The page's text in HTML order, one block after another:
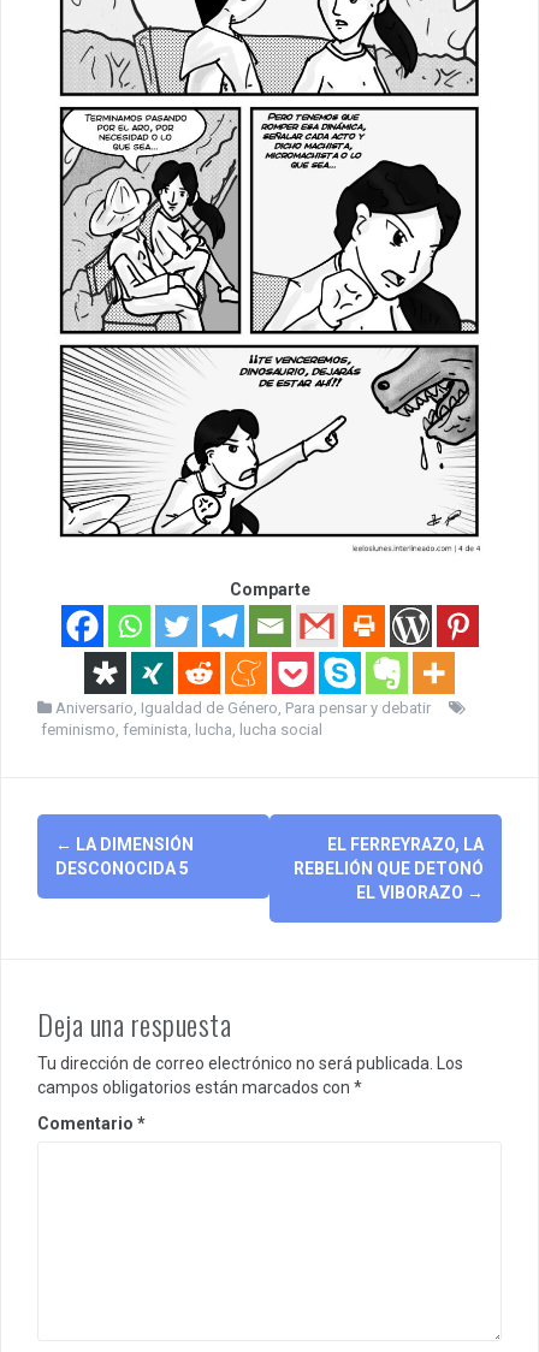
Comparte
Aniversario Igualdad de Género Para pensar y debatir
feminismo feminista lucha lucha social
Post
navigation
← LA DIMENSIÓN
DESCONOCIDA 5
EL FERREYRAZO, LA
REBELIÓN QUE DETONÓ
EL VIBORAZO →
Deja una respuesta
Tu dirección de correo electrónico no será publicada.
Los
campos obligatorios están marcados con *
Comentario *